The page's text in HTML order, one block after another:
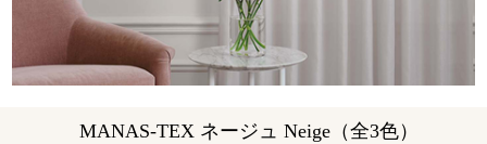
MANAS-TEX ネージュ Neige（全3色）